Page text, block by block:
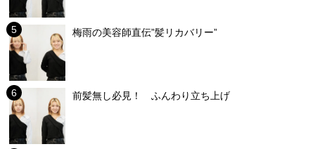
梅雨の美容師直伝”髪リカバリー”
前髪無し必見！ ふんわり立ち上げ